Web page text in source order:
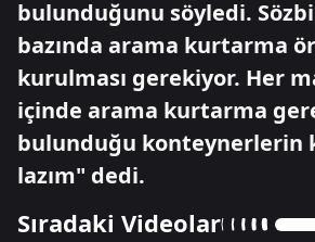
bulunduğunu söyledi.
bazında arama kurtarma
kurulması gerekiyor. Her
içinde arama kurtarma
bulunduğu konteynerlerin
lazım" dedi.
Sıradaki Videolar